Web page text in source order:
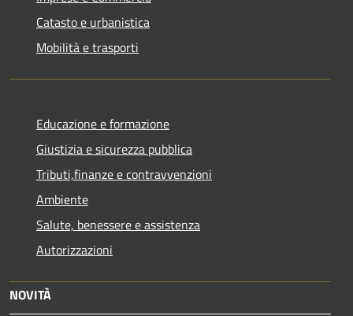
Catasto e urbanistica
Mobilità e trasporti
Educazione e formazione
Giustizia e sicurezza pubblica
Tributi,finanze e contravvenzioni
Ambiente
Salute, benessere e assistenza
Autorizzazioni
NOVITÀ